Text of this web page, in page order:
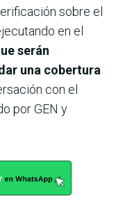
sobre el
en el
serán
una cobertura
con el
por GEN y